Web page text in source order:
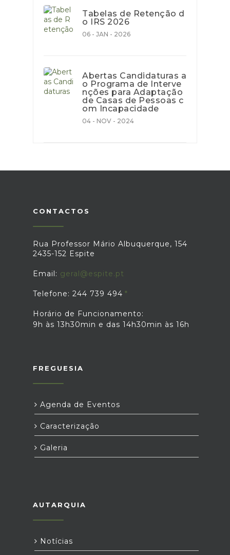
Tabelas de Retenção d
o IRS 2026
06 - JAN - 2026
Abertas Candidaturas a
o Programa de Interve
nções para Adaptação
de Casas de Pessoas c
om Incapacidade
04 - NOV - 2024
CONTACTOS
Rua Professor Mário Albuquerque, 154
2435-152 Espite
Email: geral@espite.pt
Telefone: 244 739 494
Horário de Funcionamento:
9h às 13h30min e das 14h30min às 16h
FREGUESIA
Agenda de Eventos
Caracterização
Galeria
AUTARQUIA
Notícias